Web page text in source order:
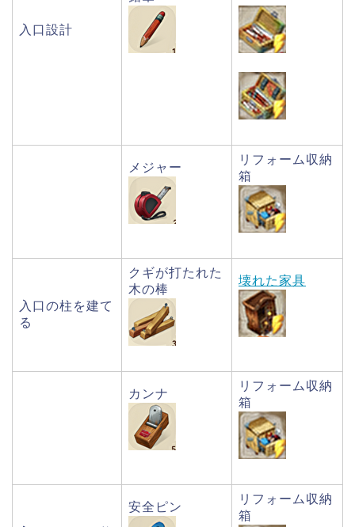
入口設計
メジャー
リフォーム収納
箱
入口の柱を建て
る
クギが打たれた
木の棒
壊れた家具
カンナ
リフォーム収納
箱
安全ピン
リフォーム収納
箱